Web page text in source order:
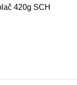
420g SCH